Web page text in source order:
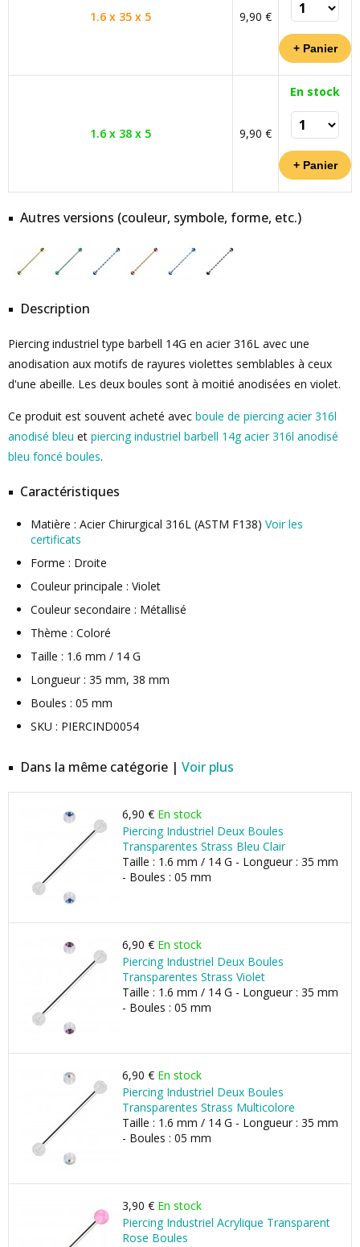
1.6 x 35 x 5 9,90 €
1.6 x 38 x 5 9,90 €
En stock
Autres versions (couleur, symbole, forme, etc.)
Description
Piercing industriel type barbell 14G en acier 316L avec une
anodisation aux motifs de rayures violettes semblables à ceux
d'une abeille. Les deux boules sont à moitié anodisées en violet.
Ce produit est souvent acheté avec boule de piercing acier 316l
anodisé bleu et piercing industriel barbell 14g acier 316l anodisé
bleu foncé boules.
Caractéristiques
Matière : Acier Chirurgical 316L (ASTM F138) Voir les
certificats
Forme : Droite
Couleur principale : Violet
Couleur secondaire : Métallisé
Thème : Coloré
Taille : 1.6 mm / 14 G
Longueur : 35 mm, 38 mm
Boules : 05 mm
SKU : PIERCIND0054
Dans la même catégorie | Voir plus
6,90 € En stock
Piercing Industriel Deux Boules
Transparentes Strass Bleu Clair
Taille : 1.6 mm / 14 G - Longueur : 35 mm
- Boules : 05 mm
6,90 € En stock
Piercing Industriel Deux Boules
Transparentes Strass Violet
Taille : 1.6 mm / 14 G - Longueur : 35 mm
- Boules : 05 mm
6,90 € En stock
Piercing Industriel Deux Boules
Transparentes Strass Multicolore
Taille : 1.6 mm / 14 G - Longueur : 35 mm
- Boules : 05 mm
3,90 € En stock
Piercing Industriel Acrylique Transparent
Rose Boules